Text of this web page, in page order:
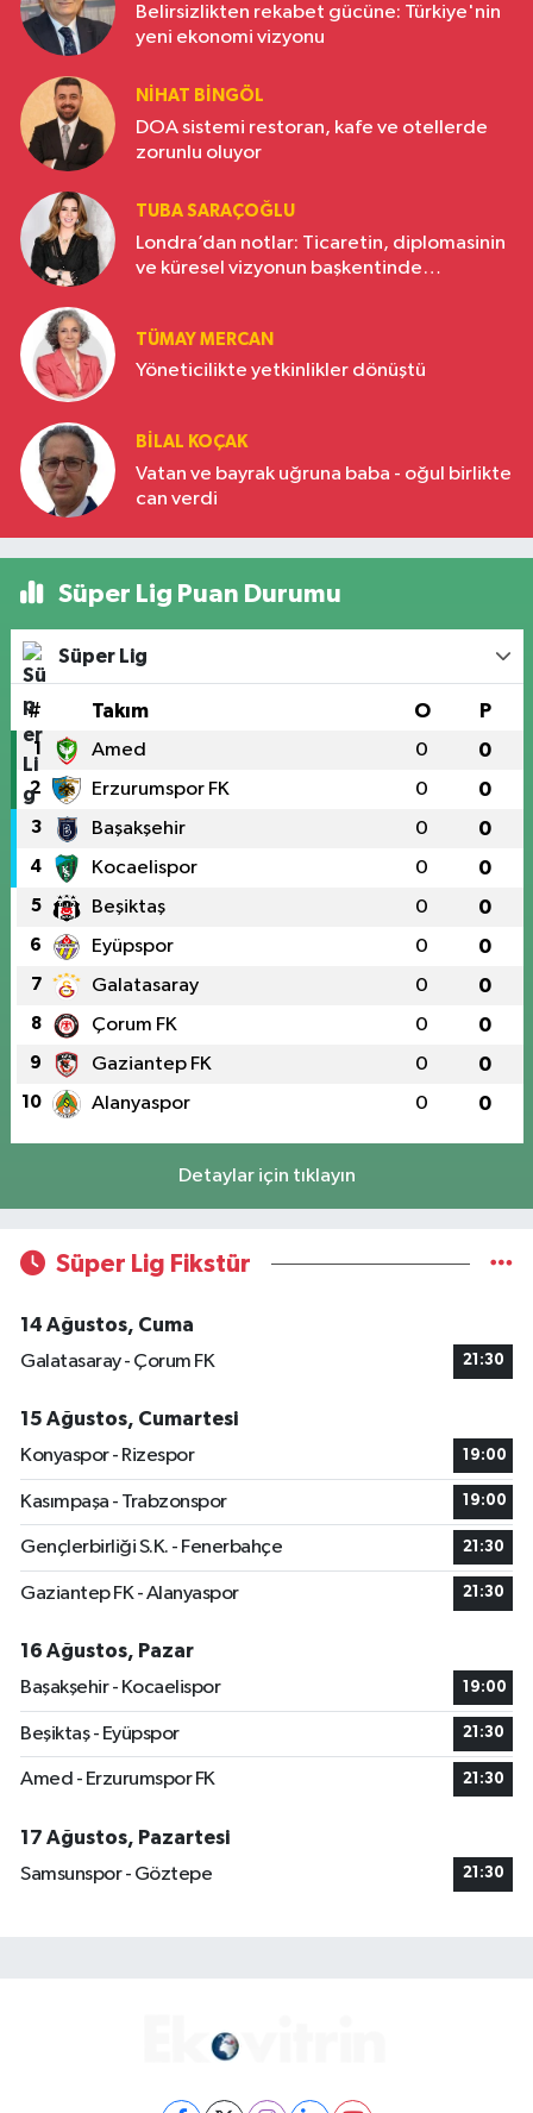
Belirsizlikten rekabet gücüne: Türkiye'nin
yeni ekonomi vizyonu
NIHAT BINGÖL
DOA sistemi restoran, kafe ve otellerde
zorunlu oluyor
TUBA SARAÇOĞLU
Londra’dan notlar: Ticaretin, diplomasinin
ve küresel vizyonun başkentinde
TÜMAY MERCAN
Yöneticilikte yetkinlikler dönüştü
BILAL KOÇAK
Vatan ve bayrak uğruna baba - oğul birlikte
can verdi
Süper Lig Puan Durumu
Süper Lig
# Takım O P
1 Amed 0 0
2 Erzurumspor FK 0 0
3 Başakşehir 0 0
4 Kocaelispor 0 0
5 Beşiktaş 0 0
6 Eyüpspor 0 0
7 Galatasaray 0 0
8 Çorum FK 0 0
9 Gaziantep FK 0 0
10 Alanyaspor 0 0
Detaylar için tıklayın
Süper Lig Fikstür
14 Ağustos, Cuma
Galatasaray - Çorum FK
21:30
15 Ağustos, Cumartesi
Konyaspor - Rizespor
19:00
Kasımpaşa - Trabzonspor 19:00
Gençlerbirliği S.K. - Fenerbahçe 21:30
Gaziantep FK - Alanyaspor 21:30
16 Ağustos, Pazar
Başakşehir - Kocaelispor
19:00
Beşiktaş - Eyüpspor 21:30
Amed - Erzurumspor FK 21:30
17 Ağustos, Pazartesi
Samsunspor - Göztepe
21:30